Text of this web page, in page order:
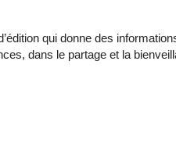
qui donne des
dans le partage et la